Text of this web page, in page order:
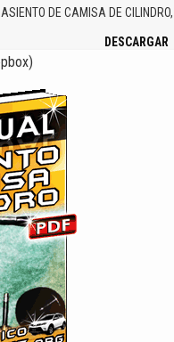
DE CAMISA DE
DESCARGAR